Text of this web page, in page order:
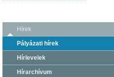
Hírek
Pályázati hírek
Hírlevelek
Hírarchívum